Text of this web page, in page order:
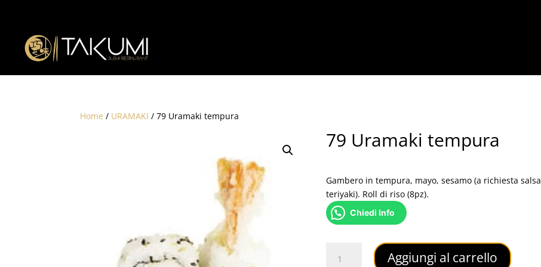
Home / URAMAKI / 79 Uramaki tempura
79 Uramaki tempura
Gambero in tempura, mayo, sesamo (a richiesta salsa
teriyaki). Roll di riso (8pz).
Chiedi Info
Uramaki
Aggiungi al carrello